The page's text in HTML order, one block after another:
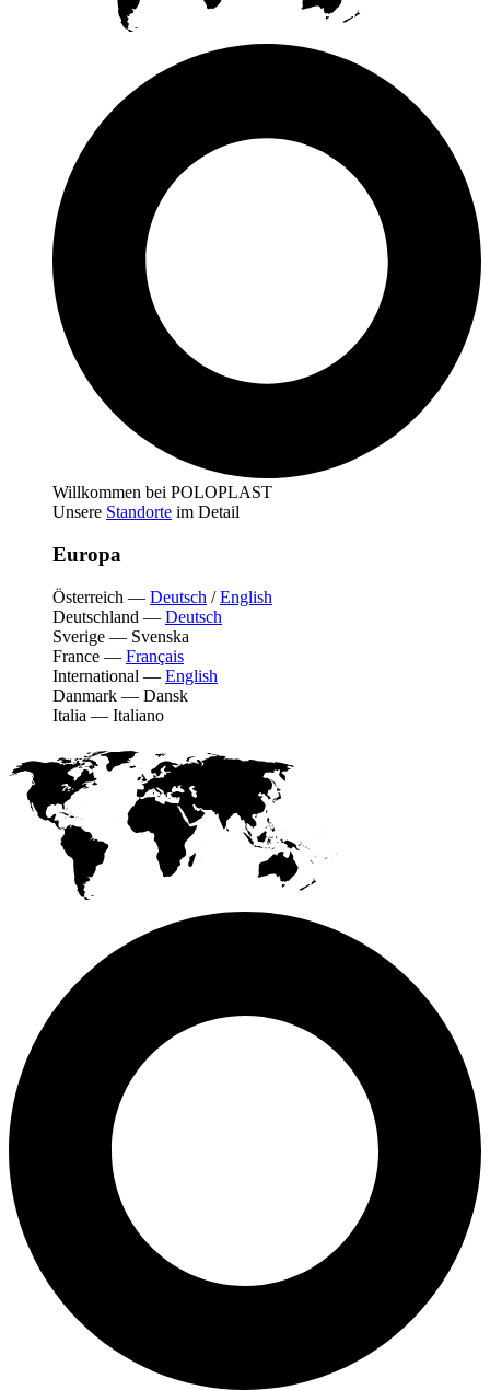
Willkommen bei POLOPLAST
Unsere Standorte im Detail
Europa
Österreich — Deutsch /English
Deutschland — Deutsch
Sverige — Svenska
France — Français
International — English
Danmark — Dansk
Italia — Italiano